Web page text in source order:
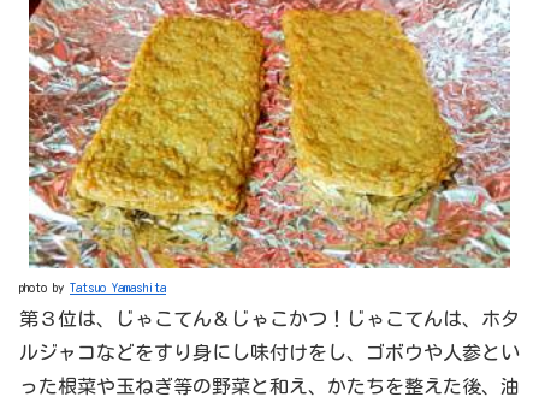
photo by Tatsuo Yamashita
第３位は、じゃこてん＆じゃこかつ！じゃこてんは、ホタ
ルジャコなどをすり身にし味付けをし、ゴボウや人参とい
った根菜や玉ねぎ等の野菜と和え、かたちを整えた後、油